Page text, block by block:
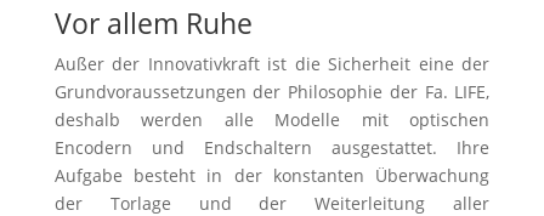
Vor allem Ruhe
Außer der Innovativkraft ist die Sicherheit eine der
Grundvoraussetzungen der Philosophie der Fa. LIFE,
deshalb werden alle Modelle mit optischen
Encodern und Endschaltern ausgestattet. Ihre
Aufgabe besteht in der konstanten Überwachung
der Torlage und der Weiterleitung aller